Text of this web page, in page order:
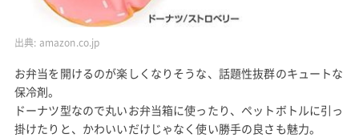
出典: amazon.co.jp
お弁当を開けるのが楽しくなりそうな、話題性抜群のキュートな
保冷剤。
ドーナツ型なので丸いお弁当箱に使ったり、ペットボトルに引っ
掛けたりと、かわいいだけじゃなく使い勝手の良さも魅力。